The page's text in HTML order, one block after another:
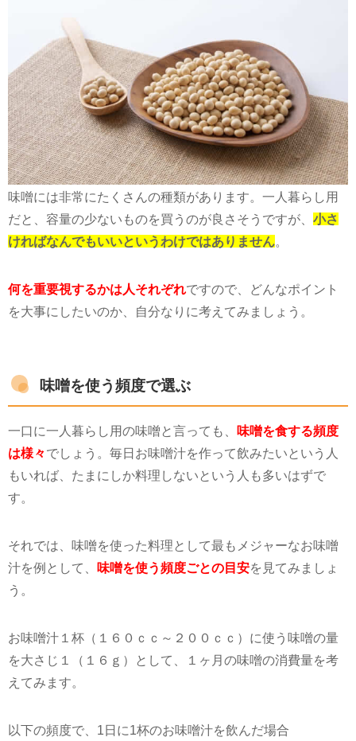
味噌には非常にたくさんの種類があります。一人暮らし用
だと、容量の少ないものを買うのが良さそうですが、 小さ
ければなんでもいいというわけではありません
何を重要視するかは人それぞれですので、どんなポイント
を大事にしたいのか、自分なりに考えてみましょう。
味噌を使う頻度で選ぶ
一口に一人暮らし用の味噌と言っても、
味噌を食する頻度
は様々でしょう。毎日お味噌汁を作って飲みたいという人
もいれば、たまにしか料理しないという人も多いはずで
す。
それでは、味噌を使った料理として最もメジャーなお味噌
汁を例として、
味噌を使う頻度ごとの目安を見てみましょ
う。
お味噌汁１杯（１６０ｃｃ～２００ｃｃ）に使う味噌の量
を大さじ１（１６ｇ）として、１ヶ月の味噌の消費量を考
えてみます。
以下の頻度で、1日に1杯のお味噌汁を飲んだ場合